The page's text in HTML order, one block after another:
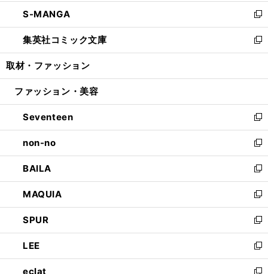
く
で
開
く
ン
ド
ウ
で
開
ウ
ィ
ン
ド
ウ
開
し
い
ウ
ィ
ン
ウ
開
く
S-MANGA
新
し
い
ウ
ン
ウ
で
開
く
集英社コミック文庫
新
し
ウ
ン
ド
ウ
で
開
く
取材・ファッション
ファッション・美容
Seventeen
新
し
い
ウ
ィ
ン
ド
ウ
で
開
く
non-no
新
し
い
ウ
ィ
ン
ド
ウ
で
開
く
BAILA
新
し
い
ウ
ィ
ン
ド
ウ
で
MAQUIA
新
し
い
ウ
ィ
ン
SPUR
新
し
い
ウ
LEE
新
し
eclat